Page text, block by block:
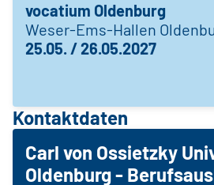
vocatium Oldenburg
Weser-Ems-Hallen
25.05. / 26.05.2027
Kontaktdaten
Carl von Ossietzky
Oldenburg -